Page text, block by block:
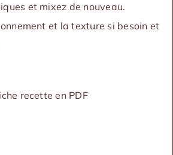
et mixez de nouveau.
et la texture si besoin et
recette en PDF